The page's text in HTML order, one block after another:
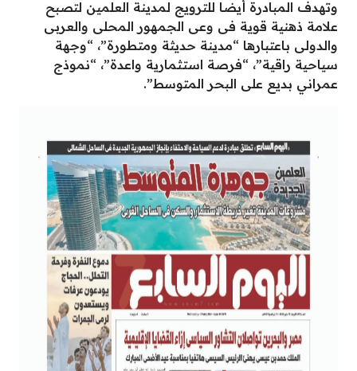
وتهدف المبادرة أيضا للترويج لمدينة العلمين لتصبح
علامة ذهنية قوية فى وعى الجمهور المحلى والعربى
والدولى باعتبارها “مدينة حديثة ومتطورة”، “وجهة
سياحية راقية”، “فرصة استثمارية واعدة”، “نموذج
عمراني بديع على البحر المتوسط”.